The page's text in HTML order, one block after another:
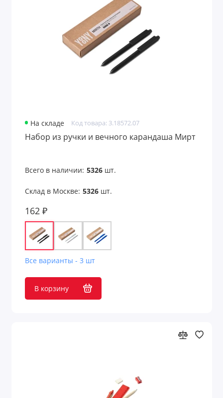
На складе Код товара: 3.18572.07
Набор из ручки и вечного карандаша Мирт
Всего в наличии: 5326шт.
Склад в Москве: 5326шт.
162 ₽
Все варианты - 3 шт
В корзину